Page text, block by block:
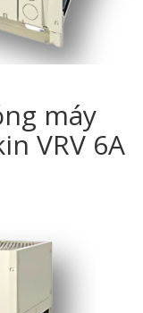
máy
VRV 6A